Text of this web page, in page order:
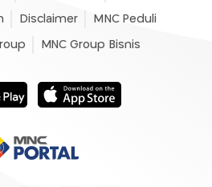
Disclaimer MNC Peduli
MNC Group Bisnis